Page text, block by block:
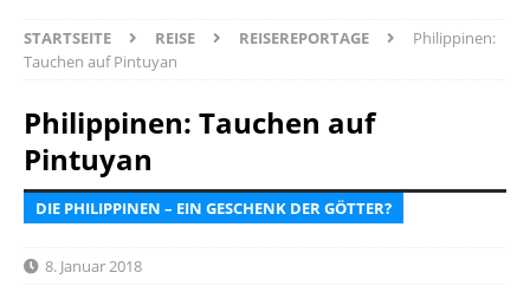
STARTSEITE REISE REISEREPORTAGE
Philippinen:
Tauchen auf Pintuyan
Philippinen: Tauchen auf
Pintuyan
DIE PHILIPPINEN – EIN GESCHENK DER GÖTTER?
8. Januar 2018